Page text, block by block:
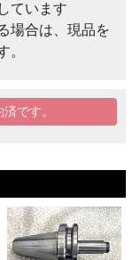
ています
場合は、現品を
。
です。